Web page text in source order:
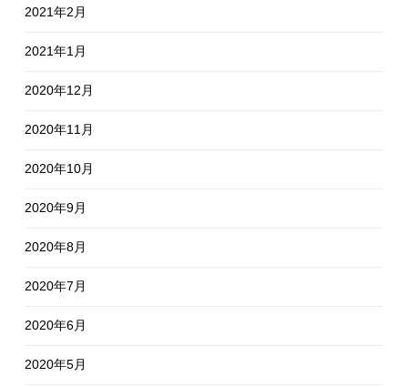
2021年2月
2021年1月
2020年12月
2020年11月
2020年10月
2020年9月
2020年8月
2020年7月
2020年6月
2020年5月